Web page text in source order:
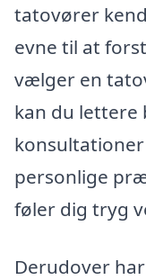
tatovører
evne til at
vælger en
kan du lettere
personlige
føler dig tryg
Derudover